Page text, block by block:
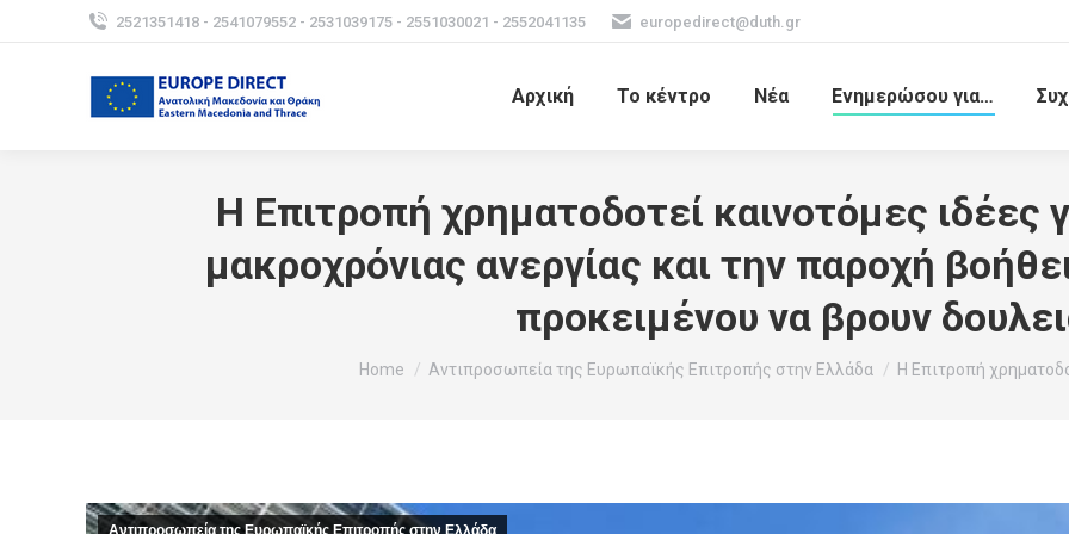
2521351418 - 2541079552 - 2531039175 - 2551030021 - 2552041135 europedirect@duth.gr
Αρχική Το κέντρο Νέα Ενημερώσου για…
Η Επιτροπή χρηματοδοτεί καινοτόμες ιδέες
μακροχρόνιας ανεργίας και την παροχή
προκειμένου να βρουν
You are here:
Home Αντιπροσωπεία της Ευρωπαϊκής Επιτροπής στην Ελλάδα Η Επιτροπή
Αντιπροσωπεία της Ευρωπαϊκής Επιτροπής στην Ελλάδα